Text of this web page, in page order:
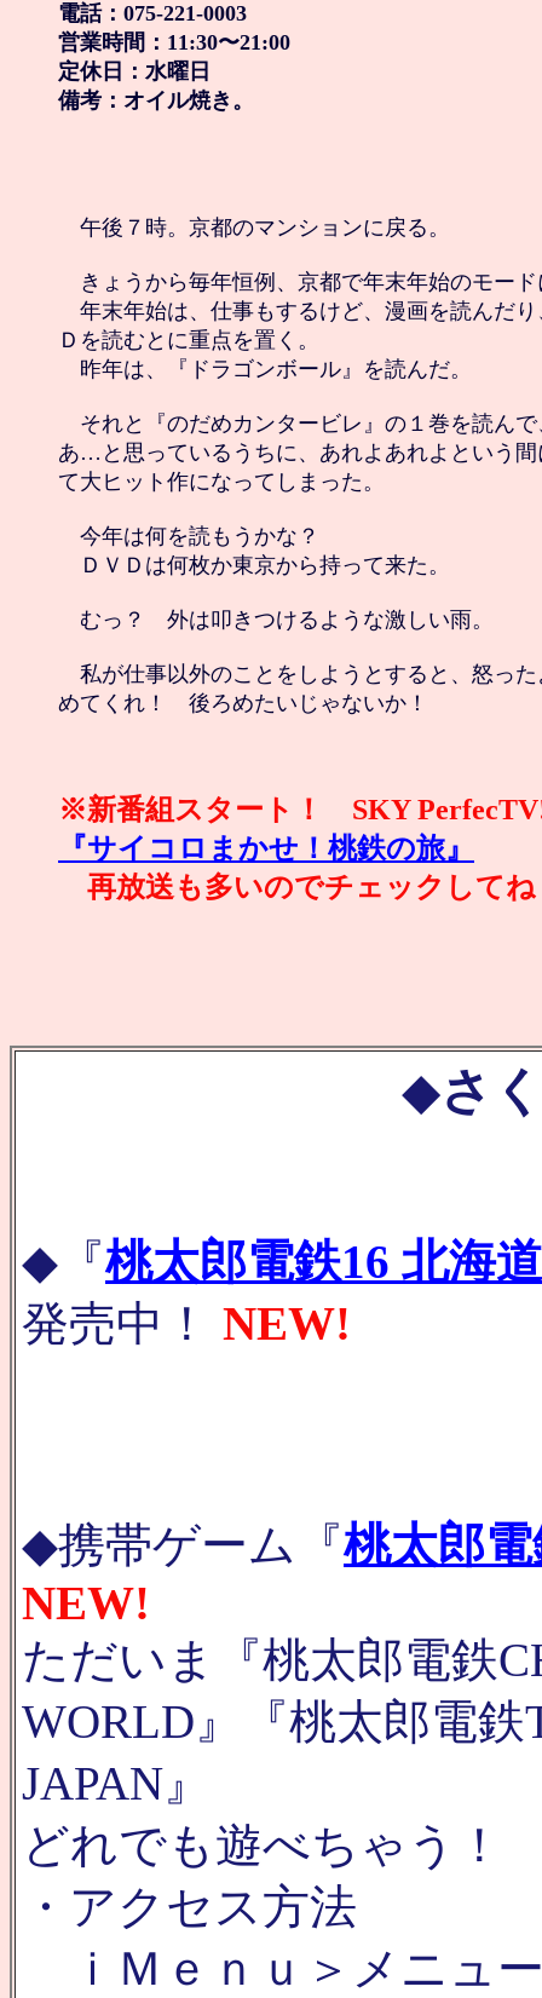
電話：075-221-0003
営業時間：11:30〜21:00
定休日：水曜日
備考：オイル焼き。
午後７時。京都のマンションに戻る。
きょうから毎年恒例、京都で年末年始のモード
年末年始は、仕事もするけど、漫画を読んだ
Ｄを読むとに重点を置く。
昨年は、『ドラゴンボール』を読んだ。
それと『のだめカンタービレ』の１巻を読ん
あ…と思っているうちに、あれよあれよという
て大ヒット作になってしまった。
今年は何を読もうかな？
ＤＶＤは何枚か東京から持って来た。
むっ？　外は叩きつけるような激しい雨。
私が仕事以外のことをしようとすると、怒っ
めてくれ！　後ろめたいじゃないか！
『サイコロまかせ！桃鉄の旅』
◆さ
◆『桃太郎電鉄16 北海
発売中！
NEW!
◆携帯ゲーム『桃太郎
NEW!
ただいま『桃太郎電鉄
WORLD』『桃太郎電
JAPAN』
どれでも遊べちゃう！
・アクセス方法
ｉＭｅｎｕ＞メニュ